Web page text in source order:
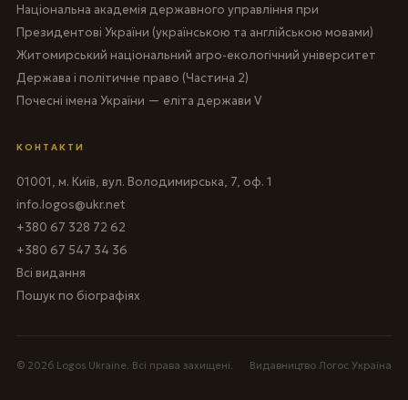
Національна академія державного управління при
Президентові України (українською та англійською мовами)
Житомирський національний агро-екологічний університет
Держава і політичне право (Частина 2)
Почесні імена України — еліта держави V
КОНТАКТИ
01001, м. Київ, вул. Володимирська, 7, оф. 1
info.logos@ukr.net
+380 67 328 72 62
+380 67 547 34 36
Всі видання
Пошук по біографіях
© 2026 Logos Ukraine. Всі права захищені. Видавництво Логос Україна